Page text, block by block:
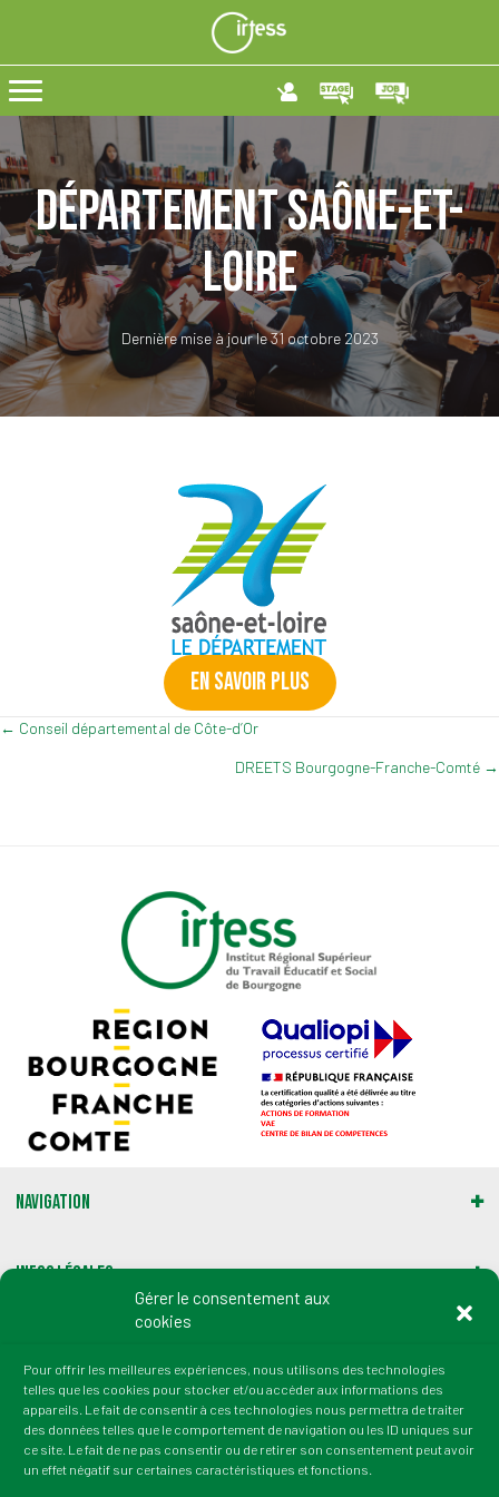
Gérer le consentement aux
cookies
Pour offrir les meilleures expériences, nous utilisons des technologies
telles que les cookies pour stocker et/ou accéder aux informations des
appareils. Le fait de consentir à ces technologies nous permettra de traiter
des données telles que le comportement de navigation ou les ID uniques sur
ce site. Le fait de ne pas consentir ou de retirer son consentement peut avoir
un effet négatif sur certaines caractéristiques et fonctions.
Département Saône-et-
loire
Dernière mise à jour le 31 octobre 2023
EN SAVOIR PLUS
Posts
← Conseil départemental de Côte-d’Or
DREETS Bourgogne-Franche-Comté →
Navigation
Infos légales
Adresse :
2 rue du Professeur Marion
21000 Dijon
tél. : 03 80 72 64 50